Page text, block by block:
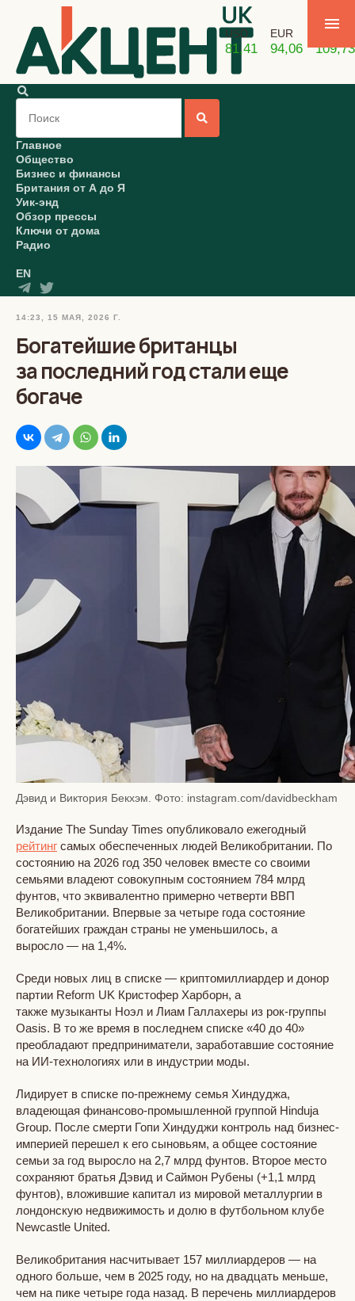
USD
81,41
EUR
94,06 109,73
Главное
Общество
Бизнес и финансы
Британия от А до Я
Уик-энд
Обзор прессы
Ключи от дома
Радио
EN
14:23, 15 МАЯ, 2026 Г.
Богатейшие британцы
за последний год стали еще
богаче
Дэвид и Виктория Бекхэм. Фото: instagram.com/davidbeckham
Издание The Sunday Times опубликовало ежегодный
рейтинг самых обеспеченных людей Великобритании. По
состоянию на 2026 год 350 человек вместе со своими
семьями владеют совокупным состоянием 784 млрд
фунтов, что эквивалентно примерно четверти ВВП
Великобритании. Впервые за четыре года состояние
богатейших граждан страны не уменьшилось, а
выросло — на 1,4%.
Среди новых лиц в списке — криптомиллиардер и донор
партии Reform UK Кристофер Харборн, а
также музыканты Ноэл и Лиам Галлахеры из рок-группы
Oasis. В то же время в последнем списке «40 до 40»
преобладают предприниматели, заработавшие состояние
на ИИ-технологиях или в индустрии моды.
Лидирует в списке по-прежнему семья Хиндуджа,
владеющая финансово-промышленной группой Hinduja
Group. После смерти Гопи Хиндуджи контроль над бизнес-
империей перешел к его сыновьям, а общее состояние
семьи за год выросло на 2,7 млрд фунтов. Второе место
сохраняют братья Дэвид и Саймон Рубены (+1,1 млрд
фунтов), вложившие капитал из мировой металлургии в
лондонскую недвижимость и долю в футбольном клубе
Newcastle United.
Великобритания насчитывает 157 миллиардеров — на
одного больше, чем в 2025 году, но на двадцать меньше,
чем на пике четыре года назад. В перечень миллиардеров